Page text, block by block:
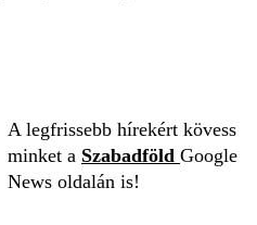
A legfrissebb hírekért kövess
minket a Szabadföld Google
News oldalán is!